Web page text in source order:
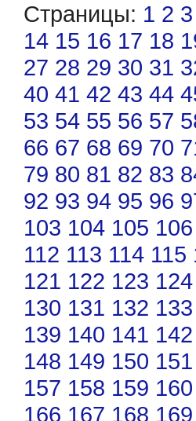
Страницы: 1 2 3
14 15 16 17 18
27 28 29 30 31
40 41 42 43 44
53 54 55 56 57
66 67 68 69 70
79 80 81 82 83
92 93 94 95 96
103 104 105 106
112 113 114 115
121 122 123 124
130 131 132 133
139 140 141 142
148 149 150 151
157 158 159 160
166 167 168 169